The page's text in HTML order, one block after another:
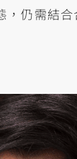
仍需結合